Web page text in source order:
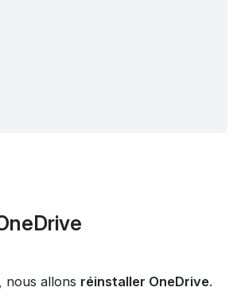
nous allons réinstaller OneDrive.